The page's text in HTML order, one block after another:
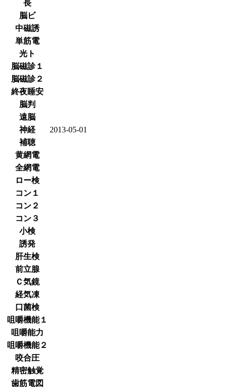
長
脳ビ
中磁誘
単筋電
光ト
脳磁診１
脳磁診２
終夜睡安
脳判
遠脳
神経
2013-05-01
補聴
黄網電
全網電
ロー検
コン１
コン２
コン３
小検
誘発
肝生検
前立腺
Ｃ気鏡
経気凍
口菌検
咀嚼機能１
咀嚼能力
咀嚼機能２
咬合圧
精密触覚
歯筋電図